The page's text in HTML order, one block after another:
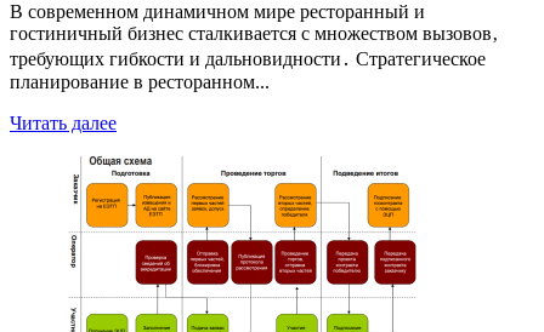
В современном динамичном мире ресторанный и
гостиничный бизнес сталкивается с множеством вызовов‚
требующих гибкости и дальновидности․ Стратегическое
планирование в ресторанном...
Читать далееRead
about
Стратегическое
планирование
в
ресторанном
гостиничном
бизнесе